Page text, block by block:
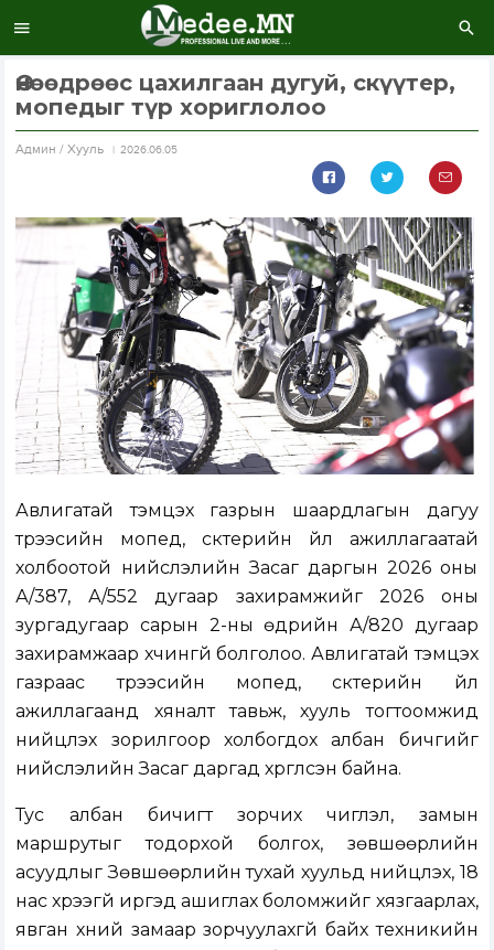
Өнөөдрөөс цахилгаан дугуй, скүүтер,
мопедыг түр хориглолоо
Aдмин / Хууль 2026.06.05
Авлигатай тэмцэх газрын шаардлагын дагуу
түрээсийн мопед, скүүтерийн үйл ажиллагаатай
холбоотой нийслэлийн Засаг даргын 2026 оны
А/387, А/552 дугаар захирамжийг 2026 оны
зургадугаар сарын 2-ны өдрийн А/820 дугаар
захирамжаар хүчингүй болголоо. Авлигатай тэмцэх
газраас түрээсийн мопед, скүүтерийн үйл
ажиллагаанд хяналт тавьж, хууль тогтоомжид
нийцүүлэх зорилгоор холбогдох албан бичгийг
нийслэлийн Засаг даргад хүргүүлсэн байна.
Тус албан бичигт зорчих чиглэл, замын
маршрутыг тодорхой болгох, зөвшөөрлийн
асуудлыг Зөвшөөрлийн тухай хуульд нийцүүлэх, 18
нас хүрээгүй иргэд ашиглах боломжийг хязгаарлах,
явган хүний замаар зорчуулахгүй байх техникийн